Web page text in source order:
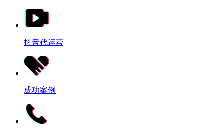
抖音代运营
成功案例